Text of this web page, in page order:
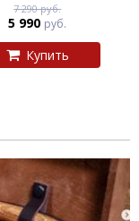
7 290 руб.
5 990 руб.
Купить